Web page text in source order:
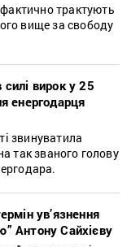
трактують
вище за свободу
вирок у 25
енергодарця
звинуватила
так званого голову
ув’язнення
Антону Сайхієву